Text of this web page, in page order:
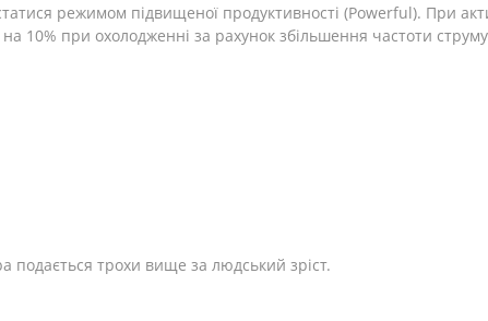
режимом підвищеної продуктивності (Powerful). При
10% при охолодженні за рахунок збільшення частоти
подається трохи вище за людський зріст.